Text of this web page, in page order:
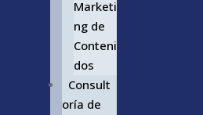
Marketi
ng de
Conteni
dos
Consult
oría de